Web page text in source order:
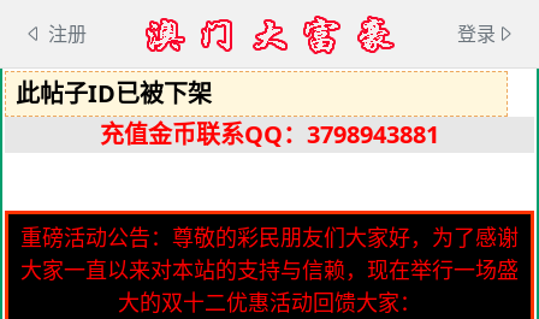
注册 登录
此帖子ID已被下架
充值金币联系QQ：3798943881
重磅活动公告：尊敬的彩民朋友们大家好，为了感谢
大家一直以来对本站的支持与信赖，现在举行一场盛
大的双十二优惠活动回馈大家：